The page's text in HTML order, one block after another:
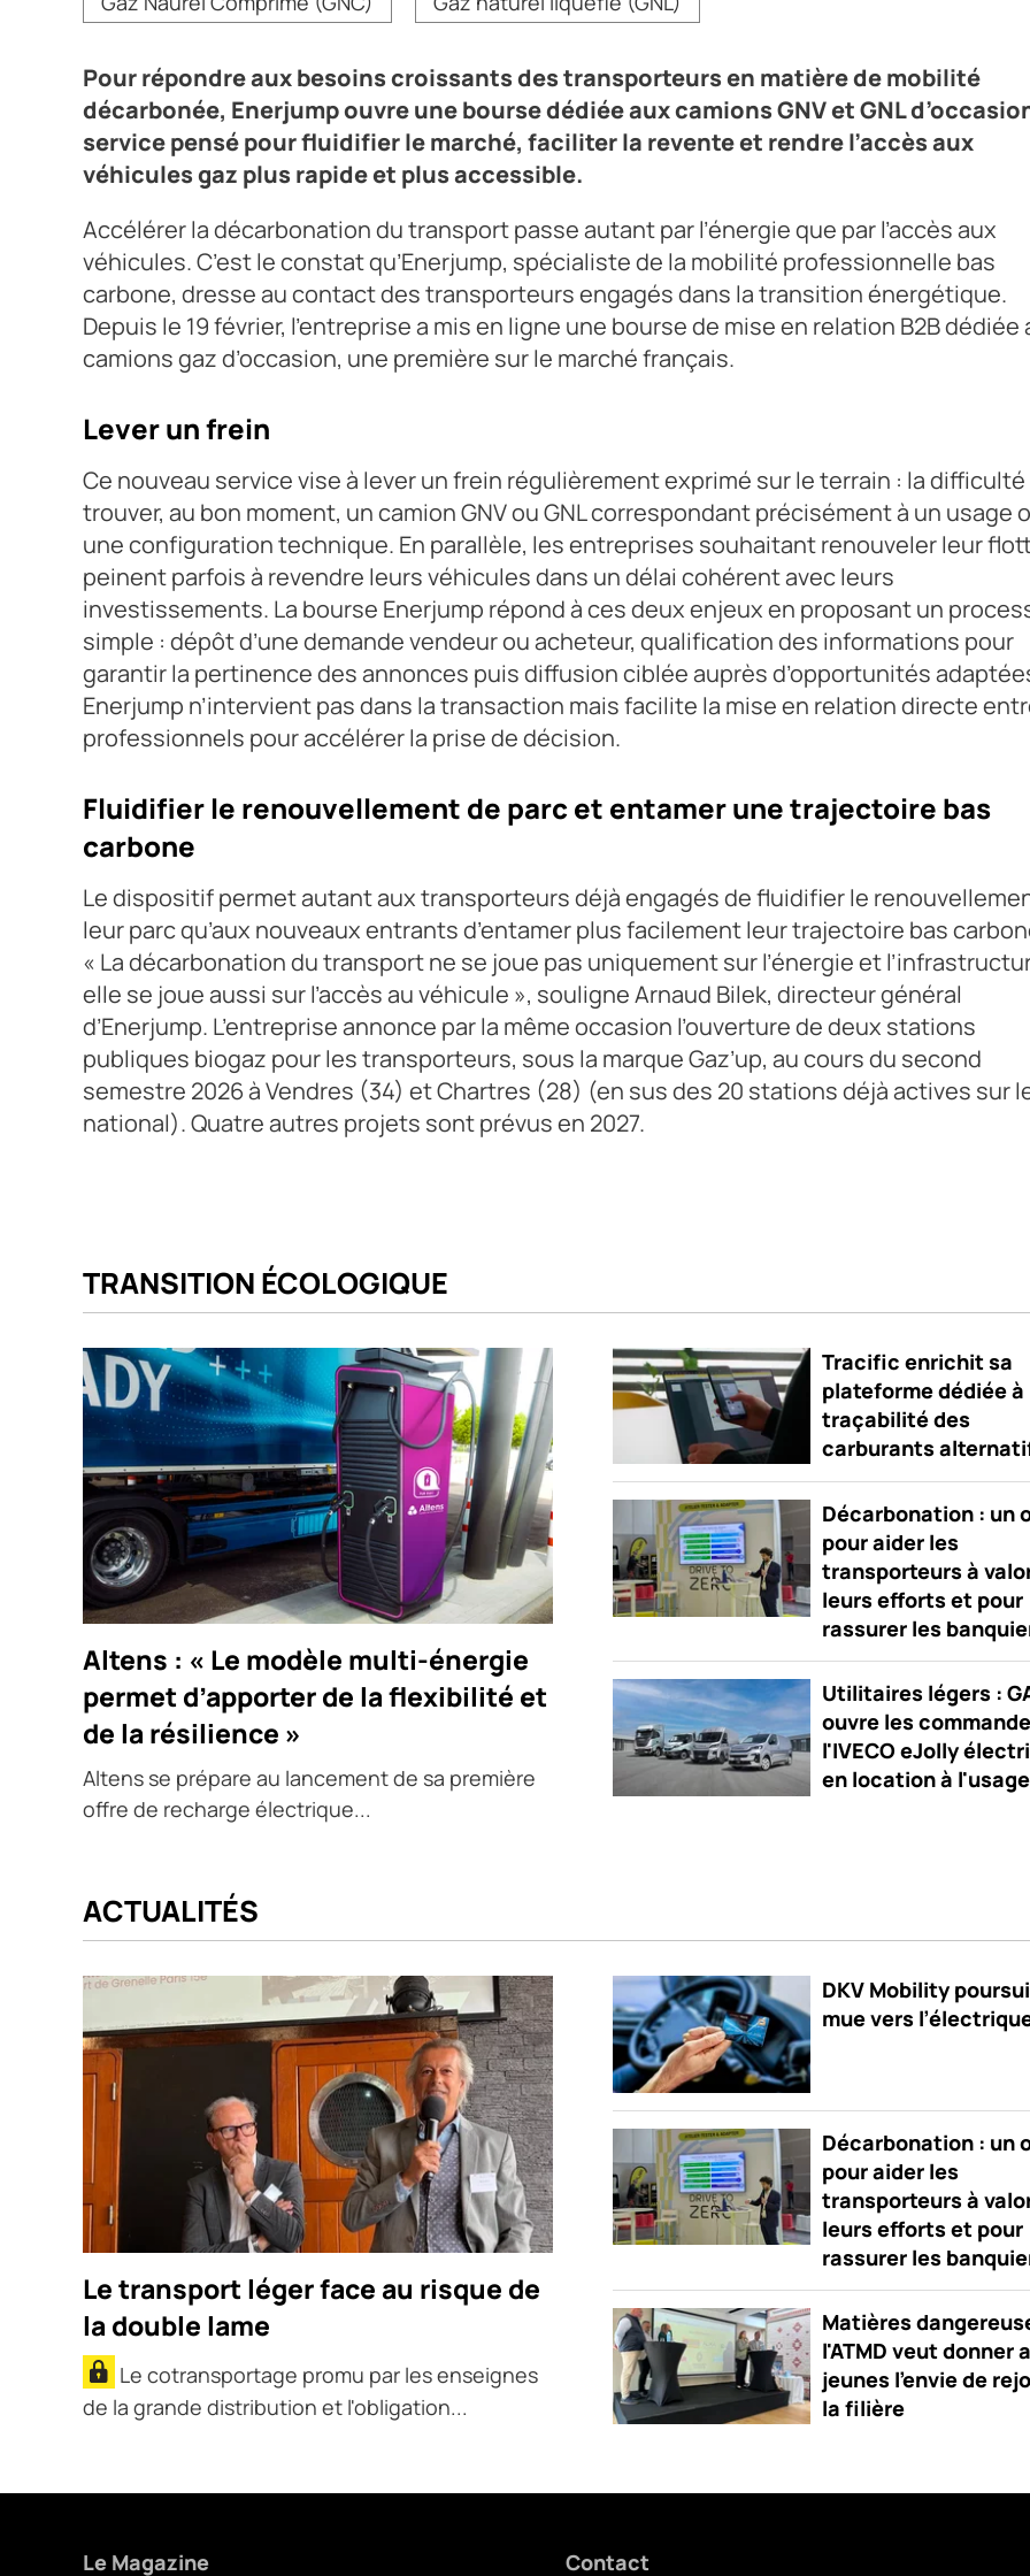
Pour répondre aux besoins croissants des transporteurs en matière de mobilité
décarbonée, Enerjump ouvre une bourse dédiée aux camions GNV et GNL
service pensé pour fluidifier le marché, faciliter la revente et rendre l’accès aux
véhicules gaz plus rapide et plus accessible.
Accélérer la décarbonation du transport passe autant par l’énergie que par l’accès aux
véhicules. C’est le constat qu’Enerjump, spécialiste de la mobilité professionnelle bas
carbone, dresse au contact des transporteurs engagés dans la transition énergétique.
Depuis le 19 février, l’entreprise a mis en ligne une bourse de mise en relation B2B dédiée
camions gaz d’occasion, une première sur le marché français.
Lever un frein
Ce nouveau service vise à lever un frein régulièrement exprimé sur le terrain : la difficulté
trouver, au bon moment, un camion GNV ou GNL correspondant précisément à un usage
une configuration technique. En parallèle, les entreprises souhaitant renouveler leur
peinent parfois à revendre leurs véhicules dans un délai cohérent avec leurs
investissements. La bourse Enerjump répond à ces deux enjeux en proposant un
simple : dépôt d’une demande vendeur ou acheteur, qualification des informations pour
garantir la pertinence des annonces puis diffusion ciblée auprès d’opportunités
Enerjump n’intervient pas dans la transaction mais facilite la mise en relation directe
professionnels pour accélérer la prise de décision.
Fluidifier le renouvellement de parc et entamer une trajectoire bas
carbone
Le dispositif permet autant aux transporteurs déjà engagés de fluidifier le
leur parc qu’aux nouveaux entrants d’entamer plus facilement leur trajectoire bas
« La décarbonation du transport ne se joue pas uniquement sur l’énergie et
elle se joue aussi sur l’accès au véhicule », souligne Arnaud Bilek, directeur général
d’Enerjump. L’entreprise annonce par la même occasion l’ouverture de deux stations
publiques biogaz pour les transporteurs, sous la marque Gaz’up, au cours du second
semestre 2026 à Vendres (34) et Chartres (28) (en sus des 20 stations déjà actives sur
national). Quatre autres projets sont prévus en 2027.
TRANSITION ÉCOLOGIQUE
Altens : « Le modèle multi-énergie
permet d’apporter de la flexibilité et
de la résilience »
Altens se prépare au lancement de sa première
offre de recharge électrique...
Tracific enrichit sa
plateforme dédiée à
traçabilité des
carburants
Décarbonation : un
pour aider les
transporteurs à
leurs efforts et pour
rassurer les
Utilitaires légers :
ouvre les
l'IVECO eJolly
en location à l'usage
ACTUALITÉS
Le transport léger face au risque de
la double lame
Le cotransportage promu par les enseignes
de la grande distribution et l'obligation...
DKV Mobility
mue vers
Décarbonation : un
pour aider les
transporteurs à
leurs efforts et pour
rassurer les
Matières
l'ATMD veut donner
jeunes l'envie de
la filière
Le Magazine Contact